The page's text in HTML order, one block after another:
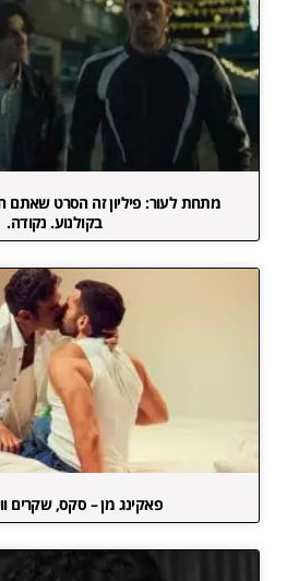
מתחת לעור: פיליון זה הסרט שאתם
בקולנוע. נקודה.
פאקינג מן – סקס, שקרים